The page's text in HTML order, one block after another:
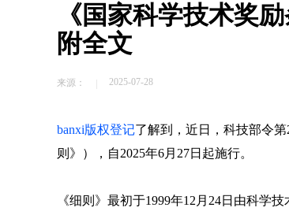
《国家科学技术奖
附全文
来源： 2025-07-28
banxi版权登记了解到，近日，科技部令
则》），自2025年6月27日起施行。
《细则》最初于1999年12月24日由科学